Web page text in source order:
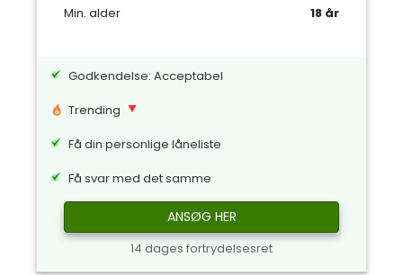
Min. alder
18 år
Godkendelse: Acceptabel
Trending
Få din personlige låneliste
Få svar med det samme
ANSØG HER
14 dages fortrydelsesret